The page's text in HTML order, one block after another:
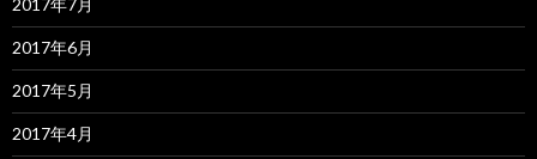
2017年6月
2017年5月
2017年4月